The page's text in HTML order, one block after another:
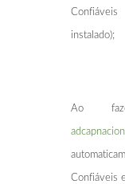
instalado);
Ao
Confiáveis